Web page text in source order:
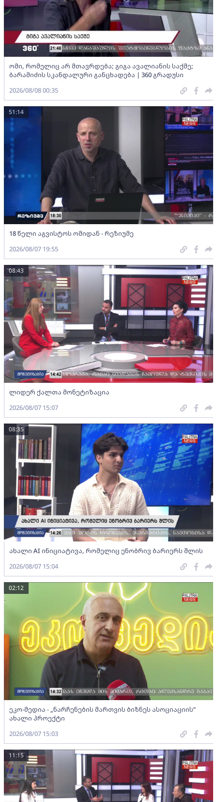
ომი, რომელიც არ მთავრდება; გიგა ავალიანის საქმე;
ბარამიძის სკანდალური განცხადება | 360 გრადუსი
2026/08/08 00:35
18 წელი აგვისტოს ომიდან - რეზიუმე
51:14
2026/08/07 19:55
ლიდერ ქალთა მონეტიზაცია
08:43
2026/08/07 15:07
ახალი AI ინიციატივა, რომელიც ენობრივ ბარიერს შლის
08:35
2026/08/07 15:04
ეკო-მედია - „ნარჩენების მართვის ბიზნეს ასოციაციის”
ახალი პროექტი
02:12
2026/08/07 15:03
11:15